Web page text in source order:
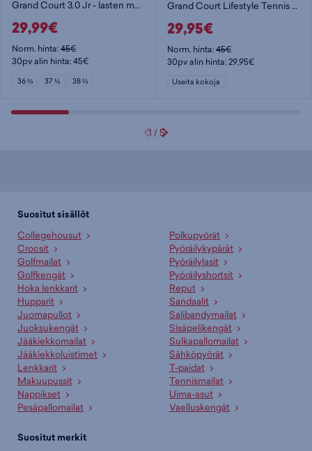
Grand Court 3.0 Jr - lasten matalavartiset tennarit
29,99€
Norm. hinta:45€
30pv alin hinta: 45€
36 ⅔ 37 ⅓ 38 ⅔
Grand Court Lifestyle Tennis Lace-Up Shoes Jr - lasten matalavartiset tennarit
29,95€
Norm. hinta:45€
30pv alin hinta: 29,95€
Useita kokoja
1 /5
Suositut sisällöt
Collegehousut
Crocsit
Golfmailat
Golfkengät
Hoka lenkkarit
Hupparit
Juomapullot
Juoksukengät
Jääkiekkomailat
Jääkiekkoluistimet
Lenkkarit
Makuupussit
Nappikset
Pesäpallomailat
Polkupyörät
Pyöräilykypärät
Pyöräilylasit
Pyöräilyshortsit
Reput
Sandaalit
Salibandymailat
Sisäpelikengät
Sulkapallomailat
Sähköpyörät
T-paidat
Tennismailat
Uima-asut
Vaelluskengät
Suositut merkit